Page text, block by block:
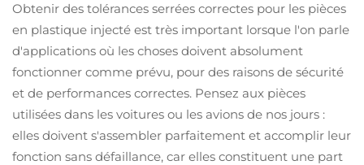
Obtenir des tolérances serrées correctes pour les pièces
en plastique injecté est très important lorsque l'on parle
d'applications où les choses doivent absolument
fonctionner comme prévu, pour des raisons de sécurité
et de performances correctes. Pensez aux pièces
utilisées dans les voitures ou les avions de nos jours :
elles doivent s'assembler parfaitement et accomplir leur
fonction sans défaillance, car elles constituent une part